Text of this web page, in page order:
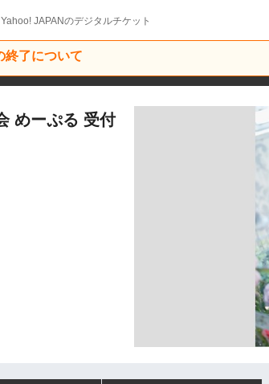
JAPANのデジタルチケット
終了について
めーぷる​ 受付